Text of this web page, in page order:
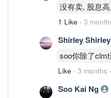
没有卖, 股息
1 Like · 3
Shirley Shirley
soo你除了
Like · 3 months ·
Soo Kai Ng